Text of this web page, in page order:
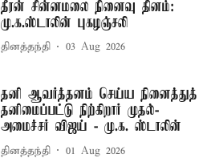
தீரன் சின்னமலை நினைவு தினம்:
மு.க.ஸ்டாலின் புகழஞ்சலி
தினத்தந்தி 03 Aug 2026
தனி ஆவர்த்தனம் செய்ய நினைத்துத்
தனிமைப்பட்டு நிற்கிறார் முதல்-
அமைச்சர் விஜய் - மு.க. ஸ்டாலின்
தினத்தந்தி 01 Aug 2026